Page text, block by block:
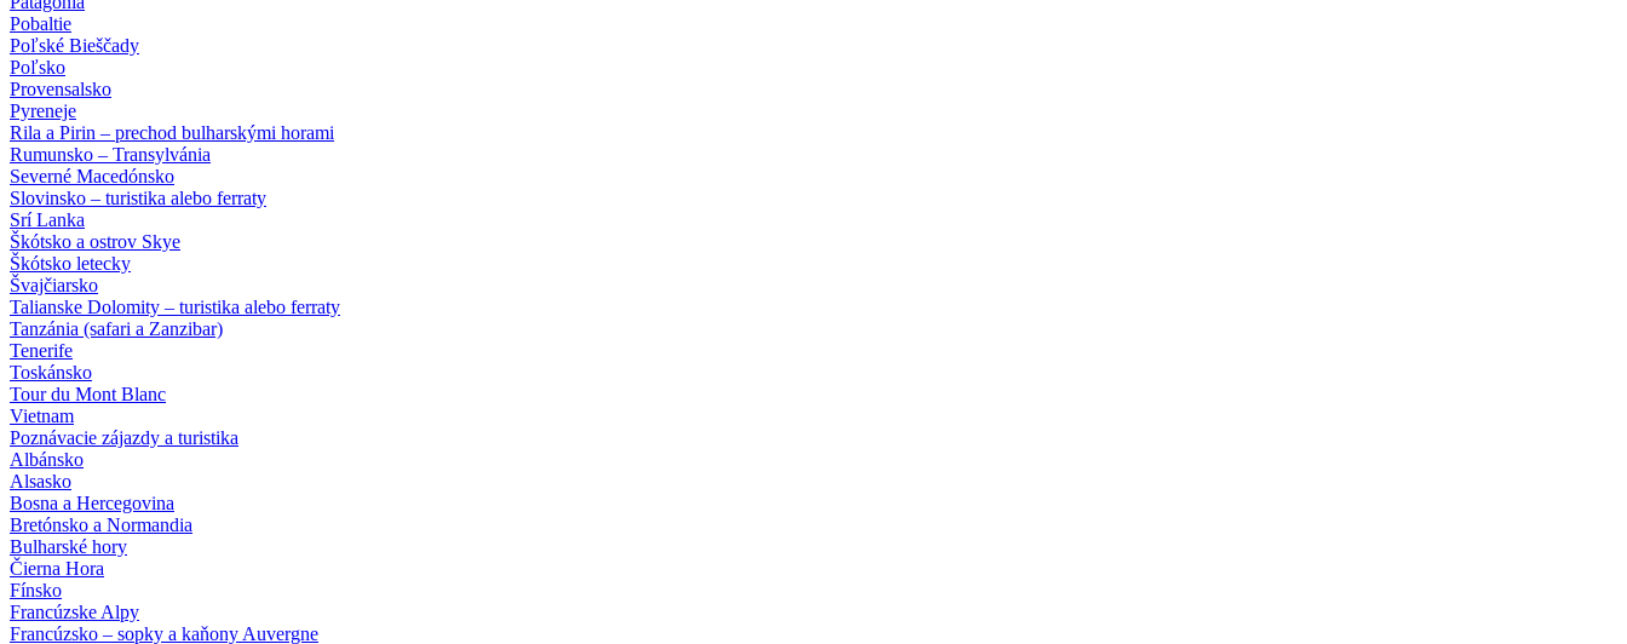
Pobaltie
Poľské Bieščady
Poľsko
Provensalsko
Pyreneje
Rila a Pirin – prechod bulharskými horami
Rumunsko – Transylvánia
Severné Macedónsko
Slovinsko – turistika alebo ferraty
Srí Lanka
Škótsko a ostrov Skye
Škótsko letecky
Švajčiarsko
Talianske Dolomity – turistika alebo ferraty
Tanzánia (safari a Zanzibar)
Tenerife
Toskánsko
Tour du Mont Blanc
Vietnam
Poznávacie zájazdy a turistika
Albánsko
Alsasko
Bosna a Hercegovina
Bretónsko a Normandia
Bulharské hory
Čierna Hora
Fínsko
Francúzske Alpy
Francúzsko – sopky a kaňony Auvergne